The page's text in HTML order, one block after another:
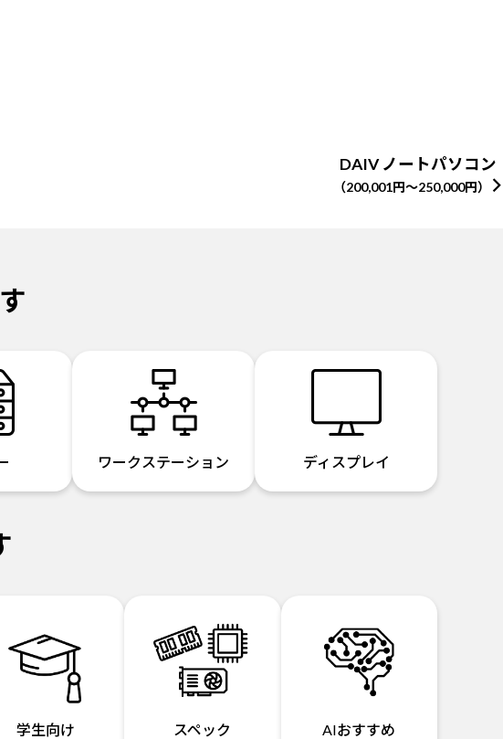
DAIV ノートパソコン
（200,001円～250,000円）
ワークステーション ディスプレイ
学生向け
スペック
AIおすすめ